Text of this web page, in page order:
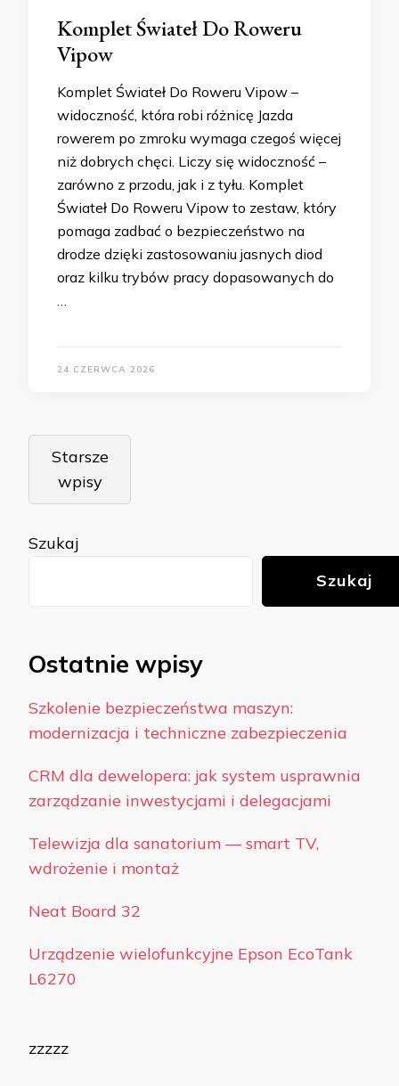
Komplet Świateł Do Roweru
Vipow
Komplet Świateł Do Roweru Vipow –
widoczność, która robi różnicę Jazda
rowerem po zmroku wymaga czegoś więcej
niż dobrych chęci. Liczy się widoczność –
zarówno z przodu, jak i z tyłu. Komplet
Świateł Do Roweru Vipow to zestaw, który
pomaga zadbać o bezpieczeństwo na
drodze dzięki zastosowaniu jasnych diod
oraz kilku trybów pracy dopasowanych do
24 CZERWCA 2026
Nawigacja
po
wpisach
Starsze
wpisy
Szukaj
Szukaj
Ostatnie wpisy
Szkolenie bezpieczeństwa maszyn:
modernizacja i techniczne zabezpieczenia
CRM dla dewelopera: jak system usprawnia
zarządzanie inwestycjami i delegacjami
Telewizja dla sanatorium — smart TV,
wdrożenie i montaż
Neat Board 32
Urządzenie wielofunkcyjne Epson EcoTank
L6270
zzzzz